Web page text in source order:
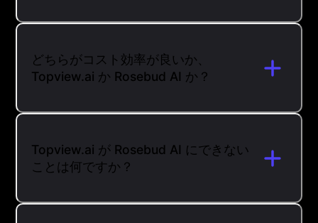
どちらがコスト効率が良いか、
Topview.ai か Rosebud AI か？
Topview.ai が Rosebud AI にできない
ことは何ですか？